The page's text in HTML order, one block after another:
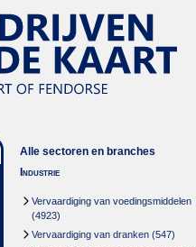
Alle sectoren en branches
Industrie
Vervaardiging van voedingsmiddelen
(4923)
Vervaardiging van dranken (547)